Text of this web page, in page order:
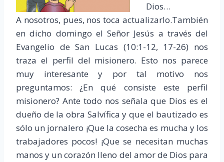
Dios…
A nosotros, pues, nos toca actualizarlo.También
en dicho domingo el Señor Jesús a través del
Evangelio de San Lucas (10:1-12, 17-26) nos
traza el perfil del misionero. Esto nos parece
muy interesante y por tal motivo nos
preguntamos: ¿En qué consiste este perfil
misionero? Ante todo nos señala que Dios es el
dueño de la obra Salvífica y que el bautizado es
sólo un jornalero ¡Que la cosecha es mucha y los
trabajadores pocos! ¡Que se necesitan muchas
manos y un corazón lleno del amor de Dios para